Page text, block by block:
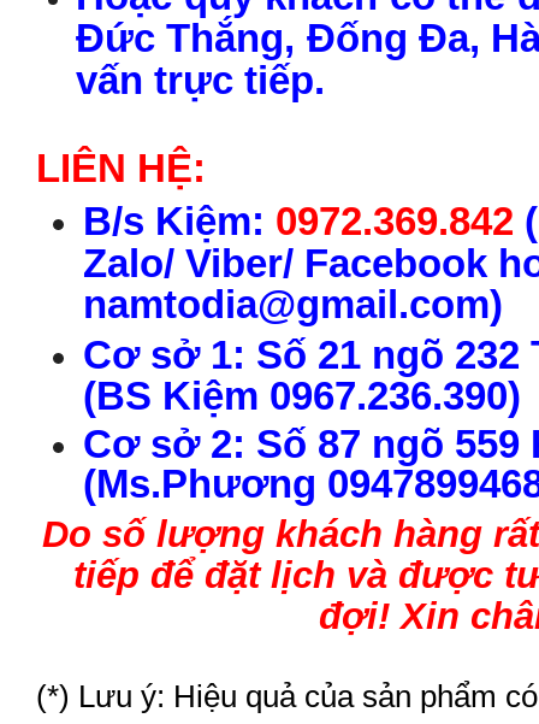
Đức Thắng, Đống Đa,
vấn trực tiếp.
LIÊN HỆ:
B/s Kiệm: 0972.369.842 (
Zalo/ Viber/ Facebook
namtodia@gmail.com)
Cơ sở 1: Số 21 ngõ
(BS Kiệm 0967.236.390)
Cơ sở 2: Số 87 ngõ 559
(Ms.Phương
Do số lượng khách hàng
tiếp để đặt lịch và được
đợi!Xin
(*) Lưu ý: Hiệu quả của sản phẩm